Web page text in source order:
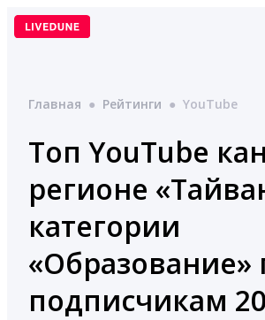
Перейти
Главная ● Рейтинги ● YouTube
Топ YouTube
регионе
категории
«Образование»
подписчикам